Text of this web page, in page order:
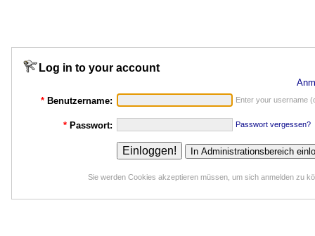
Log in to your account
* Benutzername: Enter your username
* Passwort: Passwort vergessen?
Sie werden Cookies akzeptieren müssen, um sich anmelden zu